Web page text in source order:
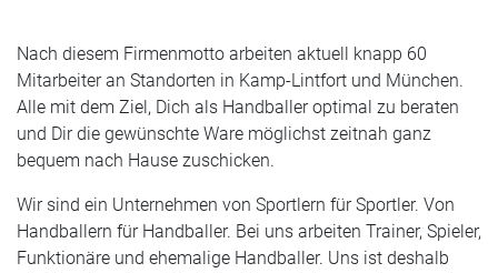
Nach diesem Firmenmotto arbeiten aktuell knapp 60
Mitarbeiter an Standorten in Kamp-Lintfort und München.
Alle mit dem Ziel, Dich als Handballer optimal zu beraten
und Dir die gewünschte Ware möglichst zeitnah ganz
bequem nach Hause zuschicken.
Wir sind ein Unternehmen von Sportlern für Sportler. Von
Handballern für Handballer. Bei uns arbeiten Trainer, Spieler,
Funktionäre und ehemalige Handballer. Uns ist deshalb